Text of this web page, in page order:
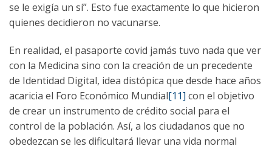
se le exigía un sí”. Esto fue exactamente lo que hicieron
quienes decidieron no vacunarse.
En realidad, el pasaporte covid jamás tuvo nada que ver
con la Medicina sino con la creación de un precedente
de Identidad Digital, idea distópica que desde hace años
acaricia el Foro Económico Mundial[11] con el objetivo
de crear un instrumento de crédito social para el
control de la población. Así, a los ciudadanos que no
obedezcan se les dificultará llevar una vida normal